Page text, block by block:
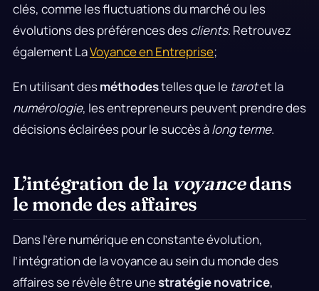
clés, comme les fluctuations du marché ou les
évolutions des préférences desclients. Retrouvez
également LaVoyance en Entreprise;
En utilisant desméthodestelles que le tarotet la
numérologie, les entrepreneurs peuvent prendre des
décisions éclairées pour le succès àlong terme.
L’intégration de la voyancedans
le monde des affaires
Dans l’ère numérique en constante évolution,
l’intégration de la voyance au sein du monde des
affaires se révèle être unestratégie novatrice,